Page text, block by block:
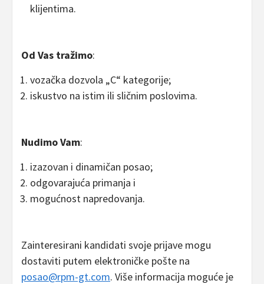
klijentima.
Od Vas tražimo:
vozačka dozvola „C“ kategorije;
iskustvo na istim ili sličnim poslovima.
Nudimo Vam:
izazovan i dinamičan posao;
odgovarajuća primanja i
mogućnost napredovanja.
Zainteresirani kandidati svoje prijave mogu
dostaviti putem elektroničke pošte na
posao@rpm-gt.com. Više informacija moguće je